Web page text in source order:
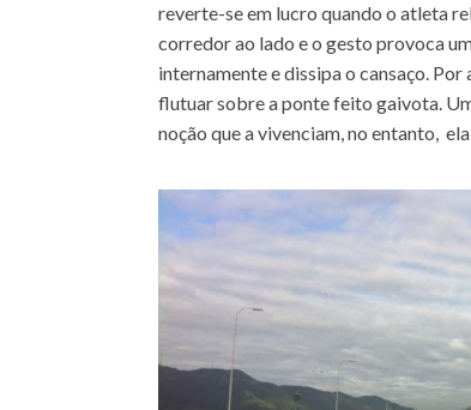
reverte-se em lucro quando o atleta
corredor ao lado e o gesto provoca
internamente e dissipa o cansaço.
flutuar sobre a ponte feito gaivota.
noção que a vivenciam, no entanto,